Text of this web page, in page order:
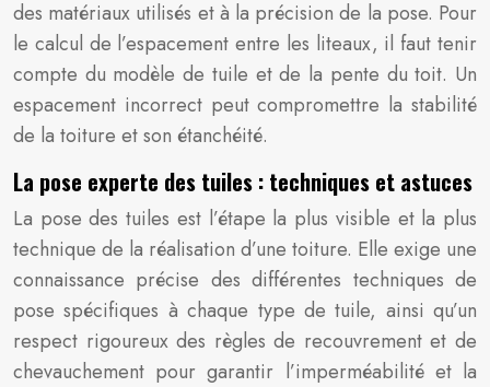
des matériaux utilisés et à la précision de la pose. Pour
le calcul de l’espacement entre les liteaux, il faut tenir
compte du modèle de tuile et de la pente du toit. Un
espacement incorrect peut compromettre la stabilité
de la toiture et son étanchéité.
La pose experte des tuiles : techniques et astuces
La pose des tuiles est l’étape la plus visible et la plus
technique de la réalisation d’une toiture. Elle exige une
connaissance précise des différentes techniques de
pose spécifiques à chaque type de tuile, ainsi qu’un
respect rigoureux des règles de recouvrement et de
chevauchement pour garantir l’imperméabilité et la